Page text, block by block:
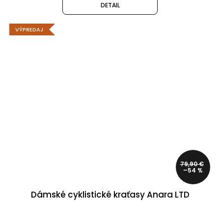
DETAIL
VÝPREDAJ
79,90 €
–54 %
Dámské cyklistické kraťasy Anara LTD